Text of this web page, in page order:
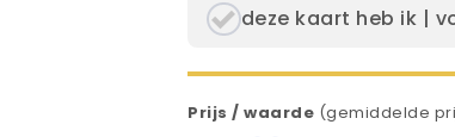
deze kaart heb ik |
Prijs / waarde (gemiddelde